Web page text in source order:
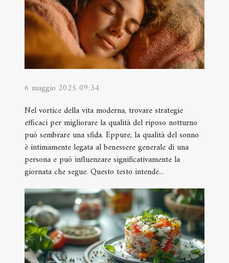
6 maggio 2025 09:34
Nel vortice della vita moderna, trovare strategie
efficaci per migliorare la qualità del riposo notturno
può sembrare una sfida. Eppure, la qualità del sonno
è intimamente legata al benessere generale di una
persona e può influenzare significativamente la
giornata che segue. Questo testo intende...